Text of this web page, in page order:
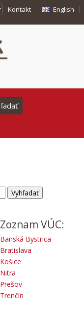
Kontakt English
Zoznam VÚC:
Banská Bystrica
Bratislava
Košice
Nitra
Prešov
Trenčín